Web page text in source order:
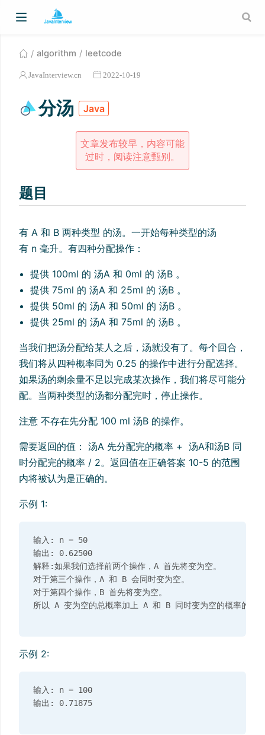
algorithm leetcode
JavaInterview.cn 2022-10-19
分汤 Java
文章发布较早，内容可能
过时，阅读注意甄别。
题目
有 A 和 B 两种类型 的汤。一开始每种类型的汤
有 n 毫升。有四种分配操作：
提供 100ml 的 汤A 和 0ml 的 汤B 。
提供 75ml 的 汤A 和 25ml 的 汤B 。
提供 50ml 的 汤A 和 50ml 的 汤B 。
提供 25ml 的 汤A 和 75ml 的 汤B 。
当我们把汤分配给某人之后，汤就没有了。每个回合，
我们将从四种概率同为 0.25 的操作中进行分配选择。
如果汤的剩余量不足以完成某次操作，我们将尽可能分
配。当两种类型的汤都分配完时，停止操作。
注意 不存在先分配 100 ml 汤B 的操作。
需要返回的值： 汤A 先分配完的概率 + 汤A和汤B 同
时分配完的概率 / 2。返回值在正确答案 10-5 的范围
内将被认为是正确的。
示例 1:
输入: n = 50
输出: 0.62500
解释:如果我们选择前两个操作，A 首先将变为空。
对于第三个操作，A 和 B 会同时变为空。
对于第四个操作，B 首先将变为空。
示例 2:
输入: n = 100